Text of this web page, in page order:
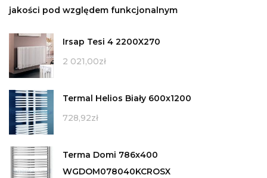
jakości pod względem funkcjonalnym
Irsap Tesi 4 2200X270
2 021,00zł
Termal Helios Biały 600x1200
728,92zł
Terma Domi 786x400
WGDOM078040KCROSX